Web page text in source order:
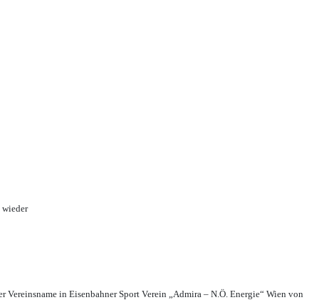
wieder
Vereinsname in Eisenbahner Sport Verein „Admira – N.Ö. Energie“ Wien von